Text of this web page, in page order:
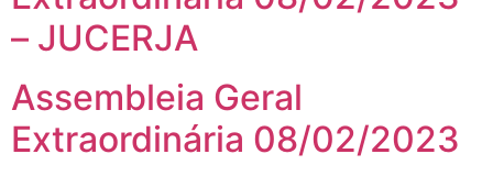
– JUCERJA
Assembleia Geral
Extraordinária 08/02/2023